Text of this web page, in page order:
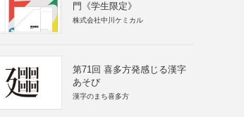
門《学生限定》
株式会社中川ケミカル
第71回 喜多方発感じる漢字
あそび
漢字のまち喜多方